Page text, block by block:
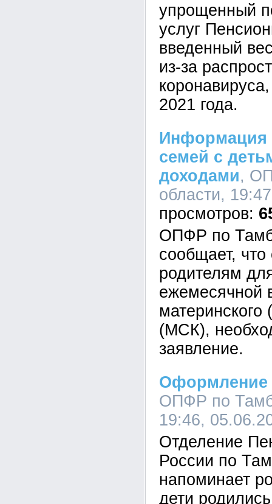
упрощенный
услуг
введенный
из-за
2021 года.
Информация
семей с
доходами,
области,
ОПФР по
сообщает,
родителям
ежемесячной
материнского
(МСК),
заявление.
Оформление
ОПФР по
19:46,
Отделение
России по
напоминает
дети